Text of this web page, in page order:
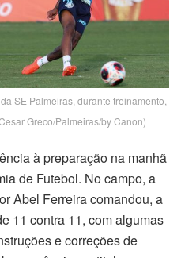
SE Palmeiras, durante treinamento,
Greco/Palmeiras/by Canon)
à preparação na manhã
de Futebol. No campo, a
Abel Ferreira comandou, a
11 contra 11, com algumas
e correções de